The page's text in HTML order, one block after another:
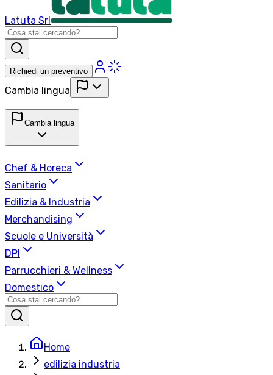
Latuta Srl
Richiedi un preventivo
Cambia lingua
Cambia lingua
Chef & Horeca
Sanitario
Edilizia & Industria
Merchandising
Scuole e Università
DPI
Parrucchieri & Wellness
Domestico
Home
edilizia industria